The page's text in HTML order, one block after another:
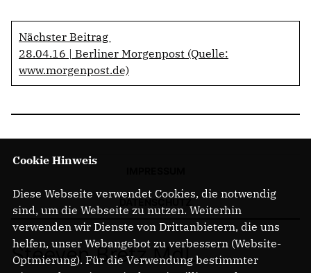
Nächster Beitrag
28.04.16 | Berliner Morgenpost (Quelle:
www.morgenpost.de)
Steeven Bretz MdL
Cookie Hinweis
Diese Webseite verwendet Cookies, die notwendig
sind, um die Webseite zu nutzen. Weiterhin
verwenden wir Dienste von Drittanbietern, die uns
helfen, unser Webangebot zu verbessern (Website-
Optmierung). Für die Verwendung bestimmter